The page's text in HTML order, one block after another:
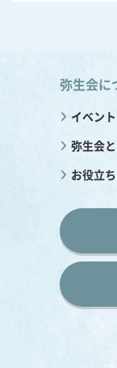
弥生会に
イベン
弥生会
お役立